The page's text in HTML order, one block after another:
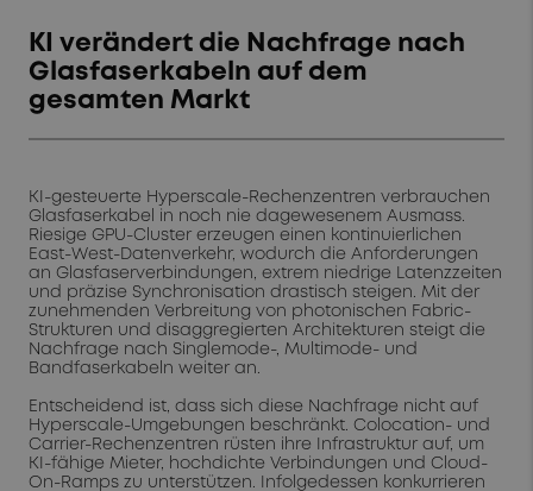
KI verändert die Nachfrage nach
Glasfaserkabeln auf dem
gesamten Markt
KI-gesteuerte Hyperscale-Rechenzentren verbrauchen
Glasfaserkabel in noch nie dagewesenem Ausmass.
Riesige GPU-Cluster erzeugen einen kontinuierlichen
East-West-Datenverkehr, wodurch die Anforderungen
an Glasfaserverbindungen, extrem niedrige Latenzzeiten
und präzise Synchronisation drastisch steigen. Mit der
zunehmenden Verbreitung von photonischen Fabric-
Strukturen und disaggregierten Architekturen steigt die
Nachfrage nach Singlemode-, Multimode- und
Bandfaserkabeln weiter an.
Entscheidend ist, dass sich diese Nachfrage nicht auf
Hyperscale-Umgebungen beschränkt. Colocation- und
Carrier-Rechenzentren rüsten ihre Infrastruktur auf, um
KI-fähige Mieter, hochdichte Verbindungen und Cloud-
On-Ramps zu unterstützen. Infolgedessen konkurrieren